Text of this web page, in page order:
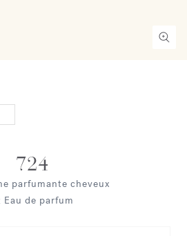
724
parfumante cheveux
Eau de parfum